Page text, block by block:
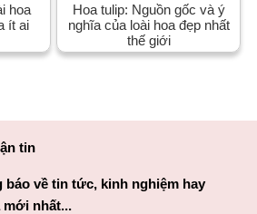
hoa
ít ai
Hoa tulip: Nguồn gốc và ý
nghĩa của loài hoa đẹp nhất
thế giới
tin
báo về tin tức, kinh nghiệm hay
mới nhất...